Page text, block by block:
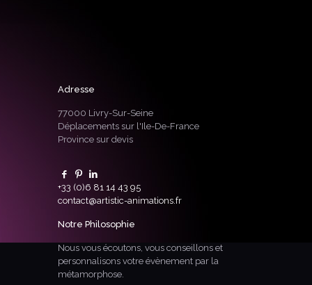
Adresse
77000 Livry-Sur-Seine
Déplacements sur l'Ile-De-France
Province sur devis
+33 (0)6 81 14 43 95
contact@artistic-animations.fr
Notre Philosophie
Nous vous écoutons, vous conseillons et
personnalisons votre évènement par la
métamorphose.